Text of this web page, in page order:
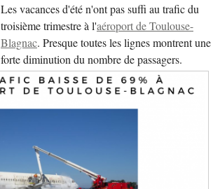
Les vacances d'été n'ont pas suffi au trafic du
troisième trimestre à l'aéroport de Toulouse-
Blagnac. Presque toutes les lignes montrent une
forte diminution du nombre de passagers.